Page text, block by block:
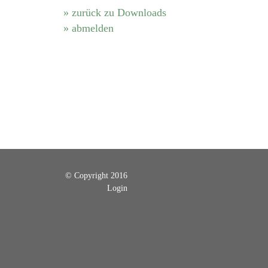
» zurück zu Downloads
» abmelden
© Copyright 2016
Login